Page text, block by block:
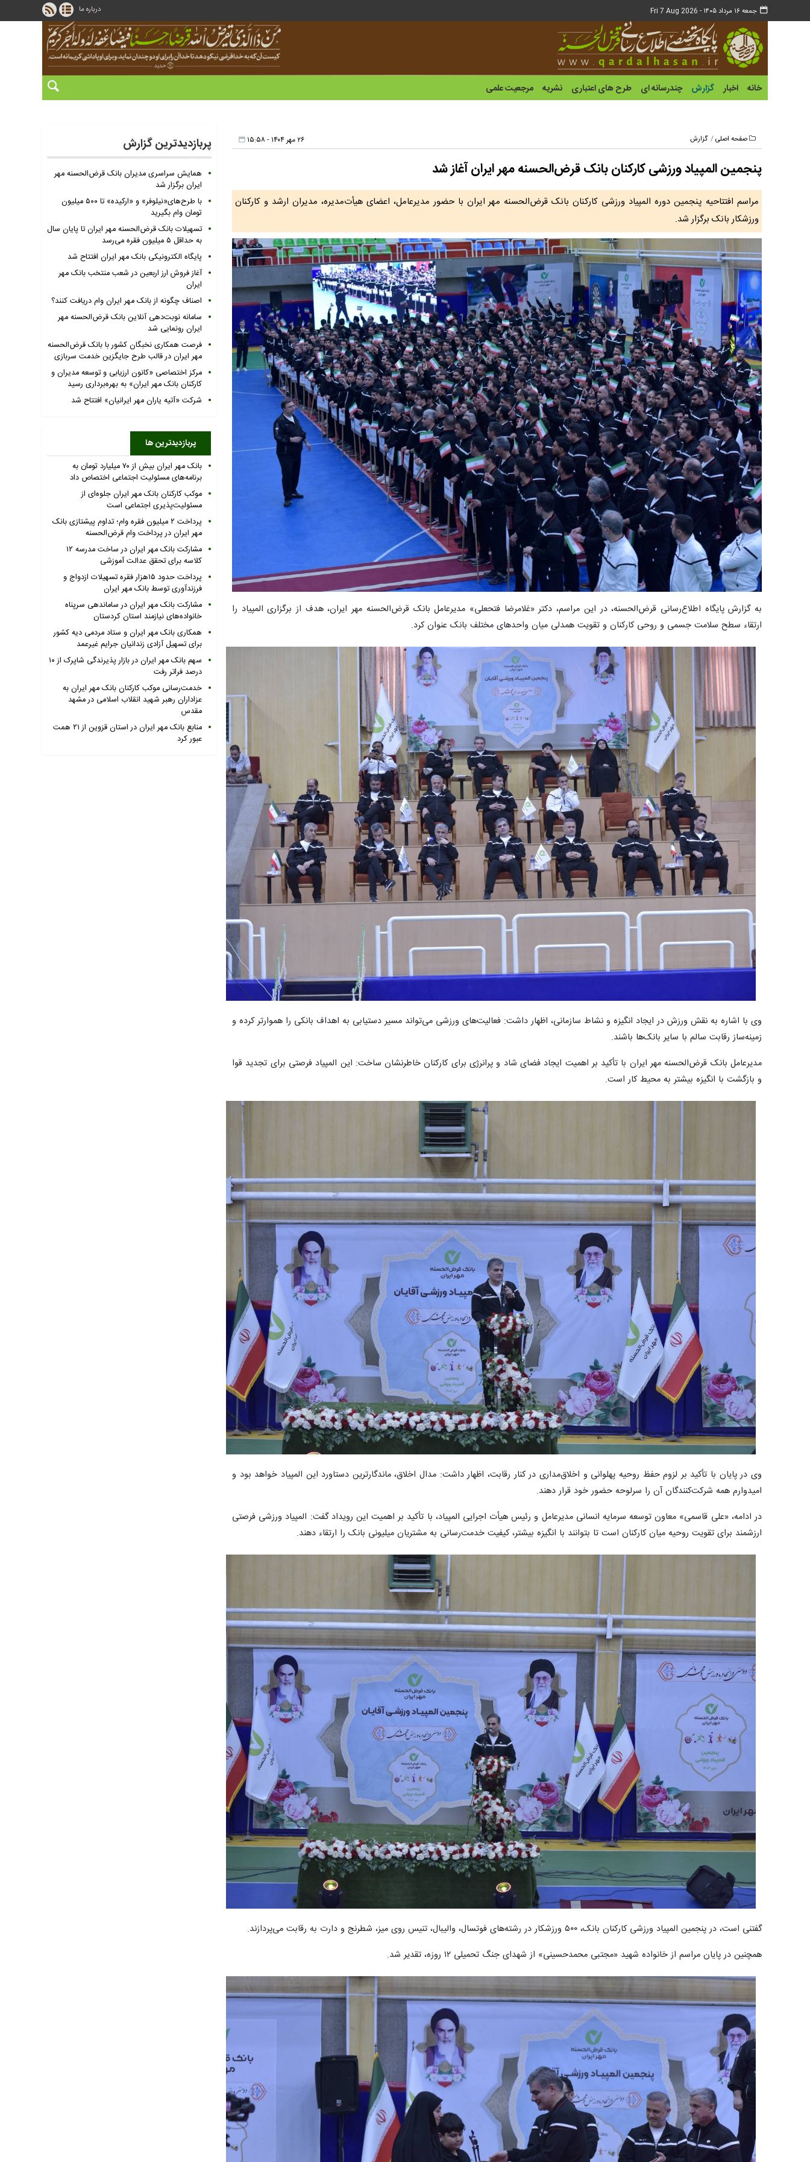
جمعه ۱۶ مرداد ۱۴۰۵ - Fri 7 Aug 2026 درباره ما
خانه اخبار گزارش چندرسانه ای طرح های اعتباری نشریه مرجعیت علمی
صفحه اصلی گزارش ۲۶ مهر ۱۴۰۴ - ۱۵:۵۸
پنجمین المپیاد ورزشی کارکنان بانک قرض‌الحسنه مهر ایران آغاز شد
مراسم افتتاحیه پنجمین دوره المپیاد ورزشی کارکنان بانک قرض‌الحسنه مهر ایران با حضور مدیرعامل، اعضای هیأت‌مدیره، مدیران ارشد و کارکنان
ورزشکار بانک برگزار شد.
به گزارش پایگاه اطلاع‌رسانی قرض‌الحسنه، در این مراسم، دکتر «غلامرضا فتحعلی» مدیرعامل بانک قرض‌الحسنه مهر ایران، هدف از برگزاری المپیاد را
ارتقاء سطح سلامت جسمی و روحی کارکنان و تقویت همدلی میان واحدهای مختلف بانک عنوان کرد.
وی با اشاره به نقش ورزش در ایجاد انگیزه و نشاط سازمانی، اظهار داشت: فعالیت‌های ورزشی می‌تواند مسیر دستیابی به اهداف بانکی را هموارتر کرده و
زمینه‌ساز رقابت سالم با سایر بانک‌ها باشند.
مدیرعامل بانک قرض‌الحسنه مهر ایران با تأکید بر اهمیت ایجاد فضای شاد و پرانرژی برای کارکنان خاطرنشان ساخت: این المپیاد فرصتی برای تجدید قوا
و بازگشت با انگیزه بیشتر به محیط کار است.
وی در پایان با تأکید بر لزوم حفظ روحیه پهلوانی و اخلاق‌مداری در کنار رقابت، اظهار داشت: مدال اخلاق، ماندگارترین دستاورد این المپیاد خواهد بود و
امیدوارم همه شرکت‌کنندگان آن را سرلوحه حضور خود قرار دهند.
در ادامه، «علی قاسمی» معاون توسعه سرمایه انسانی مدیرعامل و رئیس هیأت اجرایی المپیاد، با تأکید بر اهمیت این رویداد گفت: المپیاد ورزشی فرصتی
ارزشمند برای تقویت روحیه میان کارکنان است تا بتوانند با انگیزه بیشتر، کیفیت خدمت‌رسانی به مشتریان میلیونی بانک را ارتقاء دهند.
گفتنی است،‌ در پنجمین المپیاد ورزشی کارکنان بانک، ۵۰۰ ورزشکار در رشته‌های فوتسال، والیبال، تنیس روی میز، شطرنج و دارت به رقابت می‌پردازند.
همچنین در پایان مراسم از خانواده شهید «مجتبی محمدحسینی» از شهدای جنگ تحمیلی ۱۲ روزه، تقدیر شد.
پربازدیدترین گزارش
همایش سراسری مدیران بانک قرض‌الحسنه مهر
ایران برگزار شد
با طرح‌های«نیلوفر» و «ارکیده» تا ۵۰۰ میلیون
تومان وام بگیرید
تسهیلات بانک قرض‌الحسنه مهر ایران تا پایان سال
به حداقل ۵ میلیون فقره می‌رسد
پایگاه الکترونیکی بانک مهر ایران افتتاح شد
آغاز فروش ارز اربعین در شعب منتخب بانک مهر
ایران
اصناف چگونه از بانک مهر ایران وام دریافت کنند؟
سامانه نوبت‌دهی آنلاین بانک قرض‌الحسنه مهر
ایران رونمایی شد
فرصت همکاری نخبگان کشور با بانک قرض‌الحسنه
مهر ایران در قالب طرح جایگزین خدمت سربازی
مرکز اختصاصی «کانون ارزیابی و توسعه مدیران و
کارکنان بانک مهر ایران» به بهره‌برداری رسید
شرکت «آتیه یاران مهر ایرانیان» افتتاح شد
پربازدیدترین ها
بانک مهر ایران بیش از ۷۰ میلیارد تومان به
برنامه‌های مسئولیت اجتماعی اختصاص داد
موکب کارکنان بانک مهر ایران جلوه‌ای از
مسئولیت‌پذیری اجتماعی است
پرداخت ۲ میلیون فقره وام؛ تداوم پیشتازی بانک
مهر ایران در پرداخت وام قرض‌الحسنه
مشارکت بانک مهر ایران در ساخت مدرسه ۱۲
کلاسه برای تحقق عدالت آموزشی
پرداخت حدود ۱۵هزار فقره تسهیلات ازدواج و
فرزندآوری توسط بانک مهر ایران
مشارکت بانک مهر ایران در ساماندهی سرپناه
خانواده‌های نیازمند استان کردستان
همکاری بانک مهر ایران و ستاد مردمی دیه کشور
برای تسهیل آزادی زندانیان جرایم غیرعمد
سهم بانک مهر ایران در بازار پذیرندگی شاپرک از ۱۰
درصد فراتر رفت
خدمت‌رسانی موکب کارکنان بانک مهر ایران به
عزاداران رهبر شهید انقلاب اسلامی در مشهد
مقدس
منابع بانک مهر ایران در استان قزوین از ۲۱ همت
عبور کرد